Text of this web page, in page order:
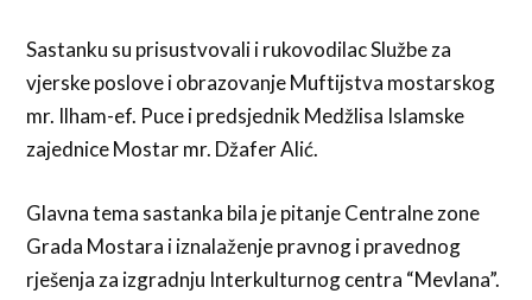
Sastanku su prisustvovali i rukovodilac Službe za
vjerske poslove i obrazovanje Muftijstva mostarskog
mr. Ilham-ef. Puce i predsjednik Medžlisa Islamske
zajednice Mostar mr. Džafer Alić.
Glavna tema sastanka bila je pitanje Centralne zone
Grada Mostara i iznalaženje pravnog i pravednog
rješenja za izgradnju Interkulturnog centra “Mevlana”.